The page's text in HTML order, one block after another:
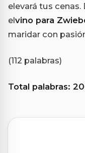
elevará tus
elvino para
maridar con
(112 palabras)
Total palabras: